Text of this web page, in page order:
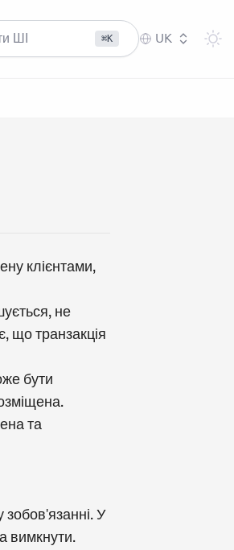
ШІ ⌘K UK
клієнтами,
не
що транзакція
бути
та
У
вимкнути.